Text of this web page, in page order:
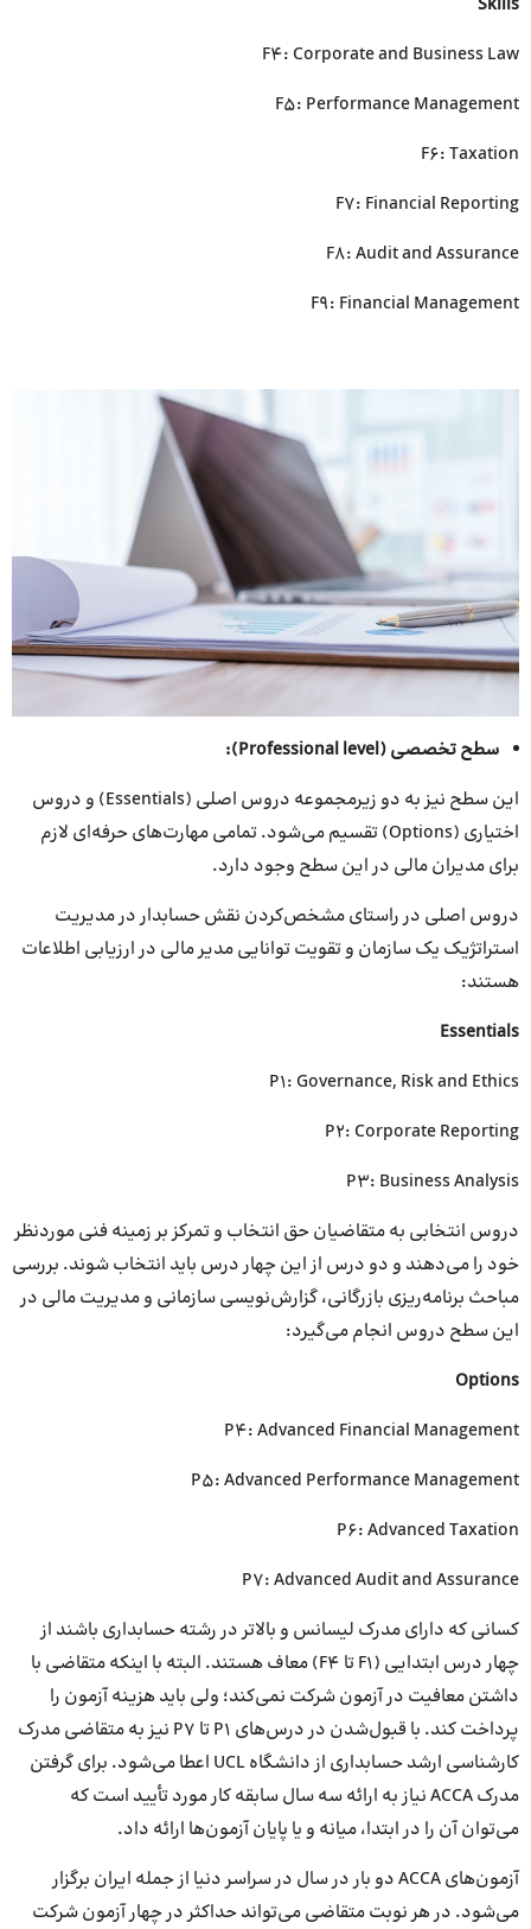
Skills
F4: Corporate and Business Law
F5: Performance Management
F6: Taxation
F7: Financial Reporting
F8: Audit and Assurance
F9: Financial Management
سطح تخصصی (Professional level
):
این سطح نیز به دو زیرمجموعه دروس اصلی (Essentials) و دروس
اختیاری (Options) تقسیم می‌شود. تمامی مهارت‌های حرفه‌ای لازم
برای مدیران مالی در این سطح وجود دارد.
دروس اصلی در راستای مشخص‌کردن نقش حسابدار در مدیریت
استراتژیک یک سازمان و تقویت توانایی مدیر مالی در ارزیابی اطلاعات
هستند:
Essentials
P1: Governance, Risk and Ethics
P2: Corporate Reporting
P3: Business Analysis
دروس انتخابی به متقاضیان حق انتخاب و تمرکز بر زمینه فنی موردنظر
خود را می‌دهند و دو درس از این چهار درس باید انتخاب شوند. بررسی
مباحث برنامه‌ریزی بازرگانی، گزارش‌نویسی سازمانی و مدیریت مالی در
این سطح دروس انجام می‌گیرد:
Options
P4: Advanced Financial Management
P5: Advanced Performance Management
P6: Advanced Taxation
P7: Advanced Audit and Assurance
کسانی که دارای مدرک لیسانس و بالاتر در رشته حسابداری باشند از
چهار درس ابتدایی (F1 تا F4) معاف هستند. البته با اینکه متقاضی با
داشتن معافیت در آزمون شرکت نمی‌کند؛ ولی باید هزینه آزمون را
پرداخت کند. با قبول‌شدن در درس‌های P1 تا P7 نیز به متقاضی مدرک
کارشناسی ارشد حسابداری از دانشگاه UCL اعطا می‌شود. برای گرفتن
مدرک ACCA نیاز به ارائه سه سال سابقه کار مورد تأیید است که
می‌توان آن را در ابتدا، میانه و یا پایان آزمون‌ها ارائه داد.
آزمون‌های ACCA دو بار در سال در سراسر دنیا از جمله ایران برگزار
می‌شود. در هر نوبت متقاضی می‌تواند حداکثر در چهار آزمون شرکت